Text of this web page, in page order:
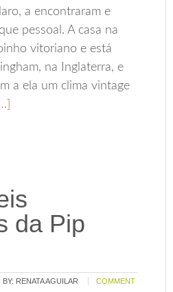
a encontraram e
pessoal. A casa na
vitoriano e está
na Inglaterra, e
a ela um clima vintage
da Pip
BY: RENATA AGUILAR COMMENT